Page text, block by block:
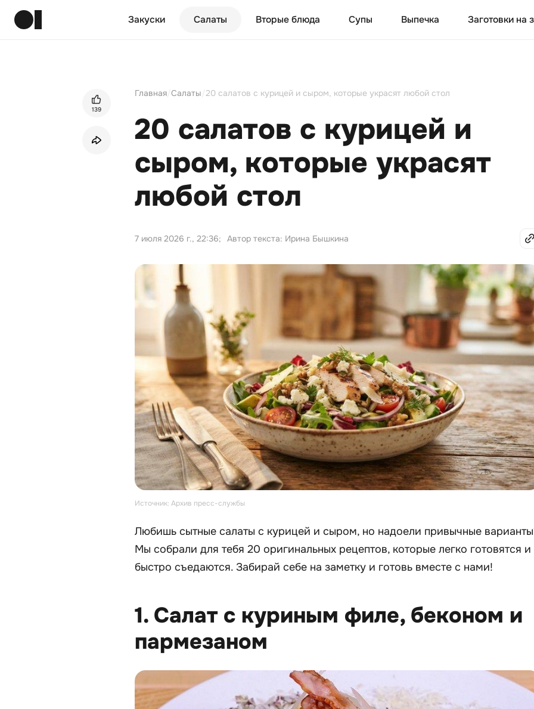
Закуски Салаты Вторые блюда Супы Выпечка Заготовки на
139
Главная Салаты 20 салатов с курицей и сыром, которые украсят любой стол
20 салатов с курицей и
сыром, которые украсят
любой стол
7 июля 2026 г., 22:36; Автор текста: Ирина Бышкина
Источник: Архив пресс-службы
Любишь сытные салаты с курицей и сыром, но надоели привычные
Мы собрали для тебя 20 оригинальных рецептов, которые легко готовятся и
быстро съедаются. Забирай себе на заметку и готовь вместе с нами!
1. Салат с куриным филе, беконом и
пармезаном